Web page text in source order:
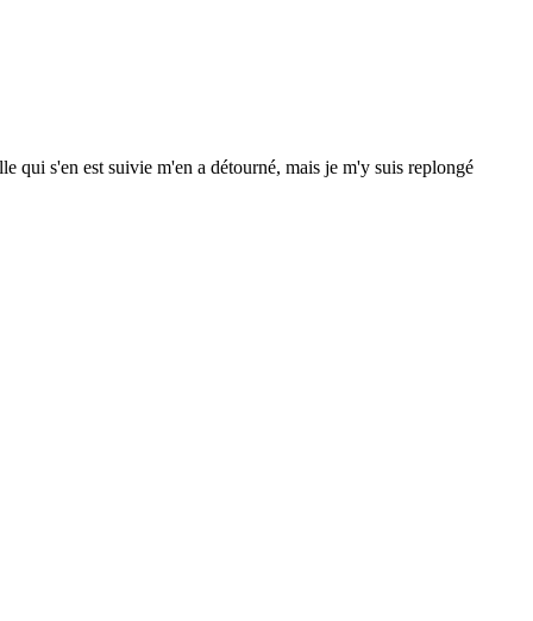
qui s'en est suivie m'en a détourné, mais je m'y suis replongé